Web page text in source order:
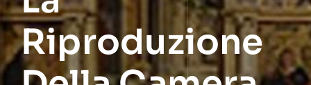
Riproduzione